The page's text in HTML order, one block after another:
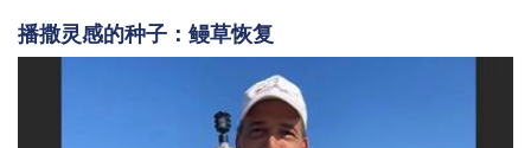
播撒灵感的种子：鳗草恢复